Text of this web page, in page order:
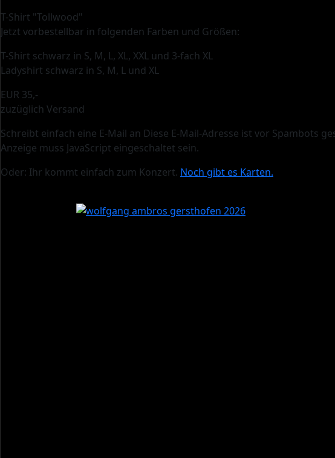
T-Shirt "Tollwood"
Jetzt vorbestellbar in folgenden Farben und Größen:
T-Shirt schwarz in S, M, L, XL, XXL und 3-fach XL
Ladyshirt schwarz in S, M, L und XL
EUR 35,-
zuzüglich Versand
Schreibt einfach eine E-Mail an Diese E-Mail-Adresse ist vor Spambots
Anzeige muss JavaScript eingeschaltet sein.
Oder: Ihr kommt einfach zum Konzert. Noch gibt es Karten.